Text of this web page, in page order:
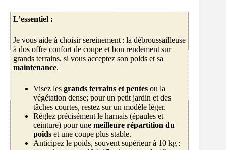
L’essentiel :
Je vous aide à choisir sereinement : la débroussailleuse
à dos offre confort de coupe et bon rendement sur
grands terrains, si vous acceptez son poids et sa
maintenance.
Visez les grands terrains et pentes ou la
végétation dense; pour un petit jardin et des
tâches courtes, restez sur un modèle léger.
Réglez précisément le harnais (épaules et
ceinture) pour une meilleure répartition du
poids et une coupe plus stable.
Anticipez le poids, souvent supérieur à 10 kg :